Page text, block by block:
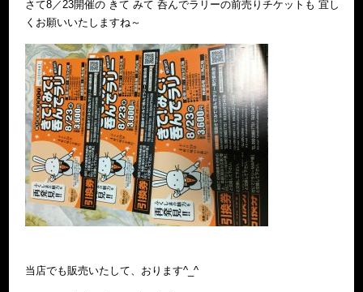
さて8／23開催の きて みて 呑んでラリーの前売りチケットも 宜し
くお願いいたしますね～
当店でも販売いたして、おります^_^